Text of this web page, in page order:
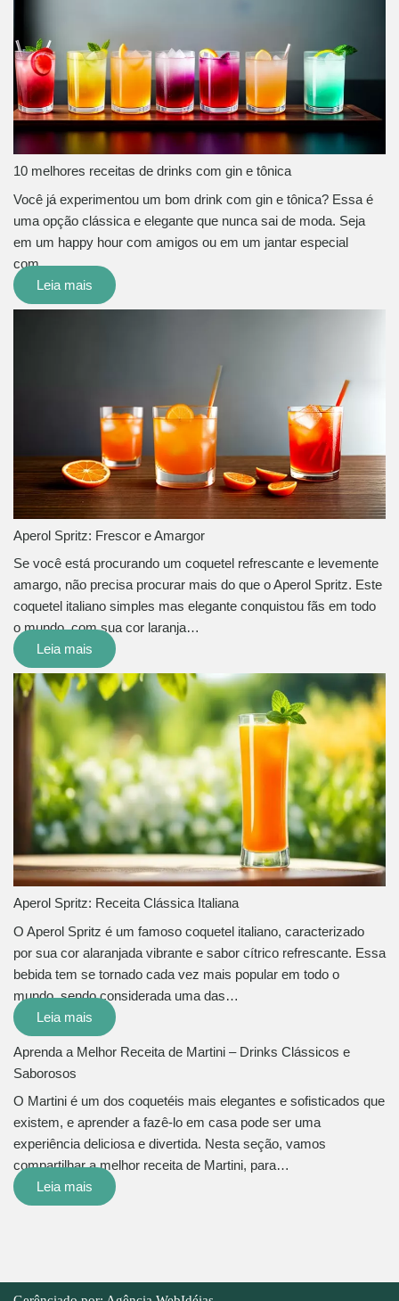
10 melhores receitas de drinks com gin e tônica
Você já experimentou um bom drink com gin e tônica? Essa é
uma opção clássica e elegante que nunca sai de moda. Seja
em um happy hour com amigos ou em um jantar especial
com…
Leia mais
Aperol Spritz: Frescor e Amargor
Se você está procurando um coquetel refrescante e levemente
amargo, não precisa procurar mais do que o Aperol Spritz. Este
coquetel italiano simples mas elegante conquistou fãs em todo
o mundo, com sua cor laranja…
Leia mais
Aperol Spritz: Receita Clássica Italiana
O Aperol Spritz é um famoso coquetel italiano, caracterizado
por sua cor alaranjada vibrante e sabor cítrico refrescante. Essa
bebida tem se tornado cada vez mais popular em todo o
mundo, sendo considerada uma das…
Leia mais
Aprenda a Melhor Receita de Martini – Drinks Clássicos e
Saborosos
O Martini é um dos coquetéis mais elegantes e sofisticados que
existem, e aprender a fazê-lo em casa pode ser uma
experiência deliciosa e divertida. Nesta seção, vamos
compartilhar a melhor receita de Martini, para…
Leia mais